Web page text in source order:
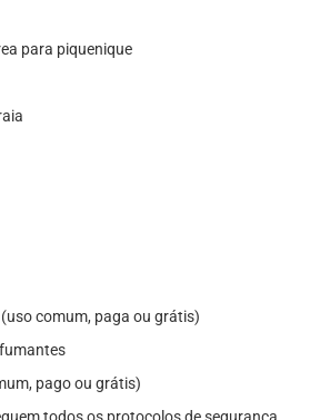
para piquenique
comum, paga ou grátis)
pago ou grátis)
todos os protocolos de segurança